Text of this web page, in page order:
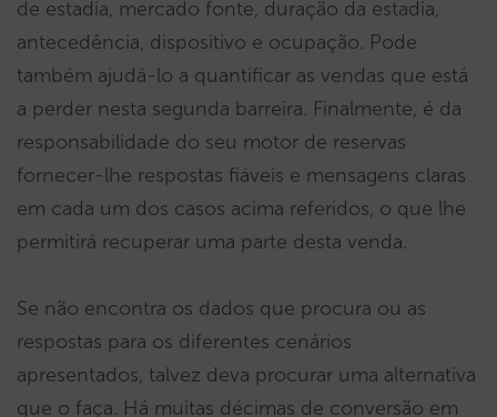
de estadia, mercado fonte, duração da estadia,
antecedência, dispositivo e ocupação. Pode
também ajudá-lo a quantificar as vendas que está
a perder nesta segunda barreira. Finalmente, é da
responsabilidade do seu motor de reservas
fornecer-lhe respostas fiáveis e mensagens claras
em cada um dos casos acima referidos, o que lhe
permitirá recuperar uma parte desta venda.
Se não encontra os dados que procura ou as
respostas para os diferentes cenários
apresentados, talvez deva procurar uma alternativa
que o faça. Há muitas décimas de conversão em